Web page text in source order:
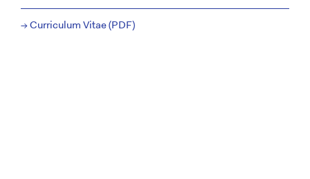
→ Curriculum Vitae (PDF)